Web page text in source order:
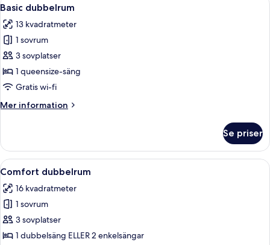
City
alla
foton
för
Basic
dubbelrum
3
Basic dubbelrum
13 kvadratmeter
1 sovrum
3 sovplatser
1 queensize-säng
Gratis wi-fi
Mer information
Mer
dubbelrum
Se priser
Öppna
alla
foton
för
Comfort
dubbelrum
Ett hotellrum med två sängar, ett
2
Comfort dubbelrum
16 kvadratmeter
1 sovrum
3 sovplatser
1 dubbelsäng ELLER 2 enkelsängar